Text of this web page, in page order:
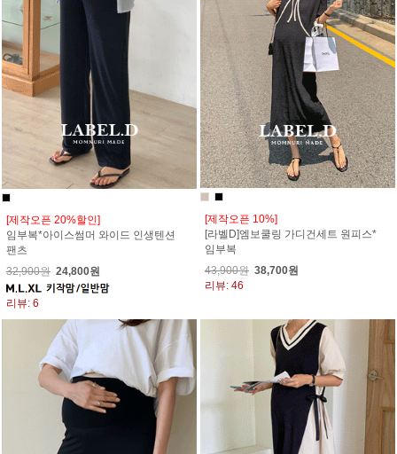
[제작오픈 20%할인]
임부복*아이스썸머 와이드 인생텐션
팬츠
32,900원 24,800원
리뷰: 6
[제작오픈 10%]
[라벨D]엠보쿨링 가디건세트 원피스*
임부복
43,900원 38,700원
리뷰: 46